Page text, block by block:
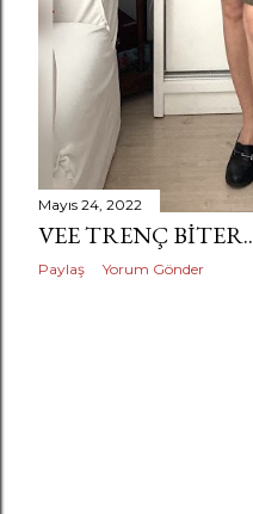
Mayıs 24, 2022
VEE TRENÇ BITER..
Paylaş Yorum Gönder